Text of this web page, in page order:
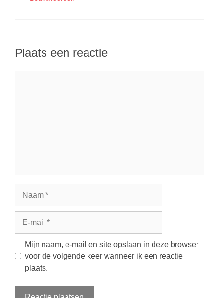
Plaats een reactie
Mijn naam, e-mail en site opslaan in deze browser
voor de volgende keer wanneer ik een reactie
plaats.